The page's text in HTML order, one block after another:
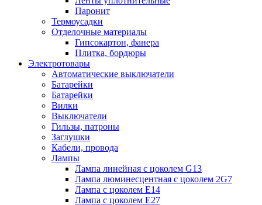
Паронит
Термоусадки
Отделочные материалы
Гипсокартон, фанера
Плитка, бордюры
Электротовары
Автоматические выключатели
Батарейки
Батарейки
Вилки
Выключатели
Гильзы, патроны
Заглушки
Кабели, провода
Лампы
Лампа линейная с цоколем G13
Лампа люминесцентная с цоколем 2G7
Лампа с цоколем E14
Лампа с цоколем E27